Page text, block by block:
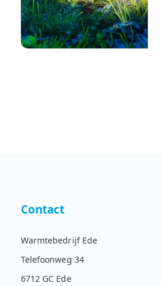
Contact
Warmtebedrijf Ede
Telefoonweg 34
6712 GC Ede